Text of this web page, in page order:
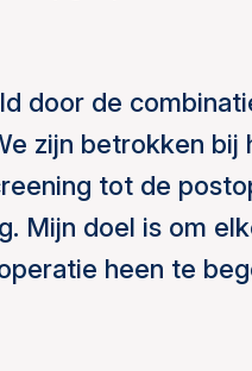
door de
zijn betrokken bij
tot de
Mijn doel is om
heen te